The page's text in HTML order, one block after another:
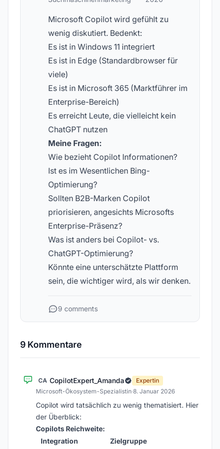
Microsoft Copilot wird gefühlt zu
wenig diskutiert. Bedenkt:
Es ist in Windows 11 integriert
Es ist in Edge (Standardbrowser für
viele)
Es ist in Microsoft 365 (Marktführer im
Enterprise-Bereich)
Es erreicht Leute, die vielleicht kein
ChatGPT nutzen
Meine Fragen:
Wie bezieht Copilot Informationen?
Ist es im Wesentlichen Bing-
Optimierung?
Sollten B2B-Marken Copilot
priorisieren, angesichts Microsofts
Enterprise-Präsenz?
Was ist anders bei Copilot- vs.
ChatGPT-Optimierung?
Könnte eine unterschätzte Plattform
sein, die wichtiger wird, als wir denken.
9 comments
9 Kommentare
CA CopilotExpert_Amanda
Expertin
Microsoft-Ökosystem-Spezialistin·8. Januar 2026
Copilot wird tatsächlich zu wenig thematisiert. Hier
der Überblick:
Copilots Reichweite:
Integration
Zielgruppe